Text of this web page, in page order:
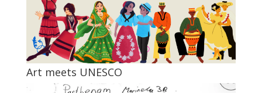
Art meets UNESCO